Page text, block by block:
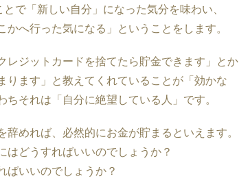
で「新しい自分」になった気分を味わい、
かへ行った気になる」ということをします。
レジットカードを捨てたら貯金できます」とか
ります」と教えてくれていることが「効かな
それは「自分に絶望している人」です。
めれば、必然的にお金が貯まるといえます。
はどうすればいいのでしょうか？
ばいいのでしょうか？